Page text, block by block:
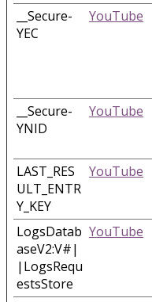
__Secure-
YEC
YouTube
__Secure-
YNID
YouTube
LAST_RES
ULT_ENTR
Y_KEY
YouTube
LogsDatab
aseV2:V#|
|LogsRequ
estsStore
YouTube